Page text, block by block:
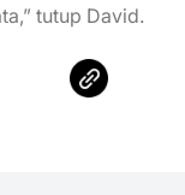
tutup David.